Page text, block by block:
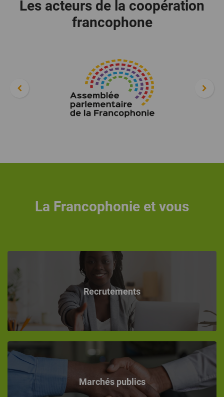
Les acteurs de la coopération
francophone
La Francophonie et vous
Recrutements
Marchés publics